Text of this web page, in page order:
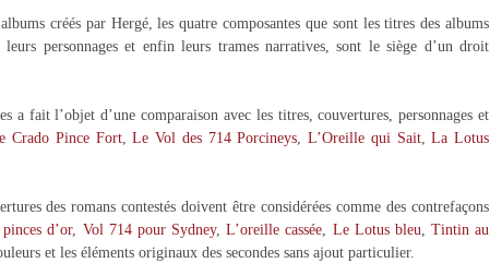
créés par Hergé, les quatre composantes que sont les titres des albums
personnages et enfin leurs trames narratives, sont le siège d’un droit
a fait l’objet d’une comparaison avec les titres, couvertures, personnages et
Crado Pince Fort,Le Vol des 714 Porcineys,L’Oreille qui Sait,La Lotus
des romans contestés doivent être considérées comme des contrefaçons
d’or, Vol 714 pour Sydney,L’oreille cassée, Le Lotus bleu, Tintin au
et les éléments originaux des secondes sans ajout particulier.